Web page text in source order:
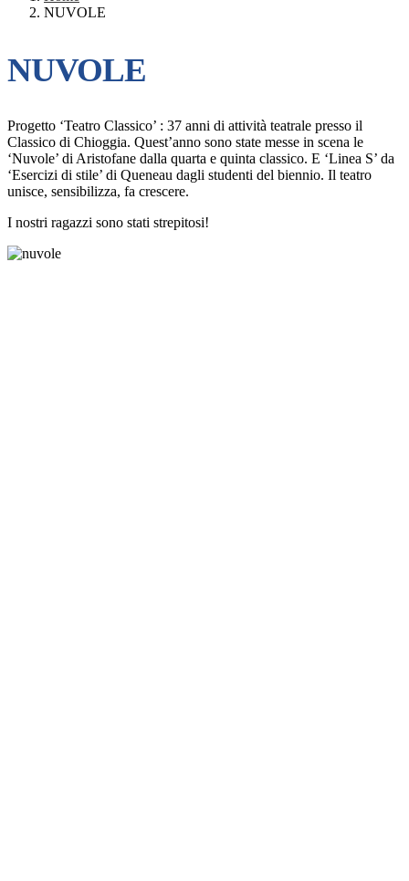
NUVOLE
NUVOLE
Progetto ‘Teatro Classico’ : 37 anni di attività teatrale presso il
Classico di Chioggia. Quest’anno sono state messe in scena le
‘Nuvole’ di Aristofane dalla quarta e quinta classico. E ‘Linea S’ da
‘Esercizi di stile’ di Queneau dagli studenti del biennio. Il teatro
unisce, sensibilizza, fa crescere.
I nostri ragazzi sono stati strepitosi!